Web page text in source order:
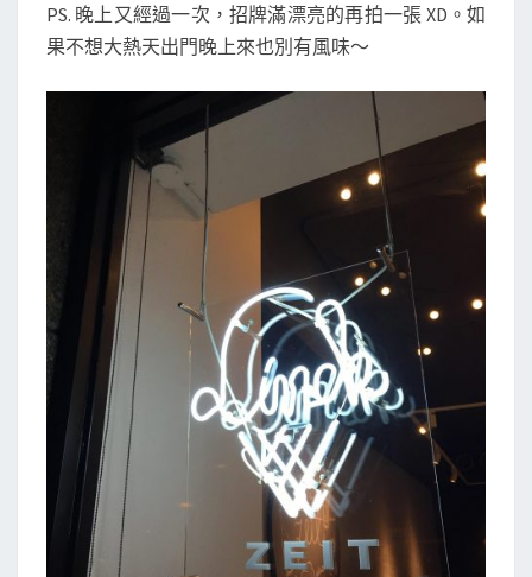
PS. 晚上又經過一次，招牌滿漂亮的再拍一張 XD。如
果不想大熱天出門晚上來也別有風味～